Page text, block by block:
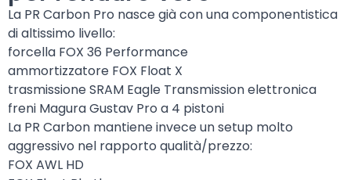
La PR Carbon Pro nasce già con una componentistica
di altissimo livello:
forcella FOX 36 Performance
ammortizzatore FOX Float X
trasmissione SRAM Eagle Transmission elettronica
freni Magura Gustav Pro a 4 pistoni
La PR Carbon mantiene invece un setup molto
aggressivo nel rapporto qualità/prezzo:
FOX AWL HD